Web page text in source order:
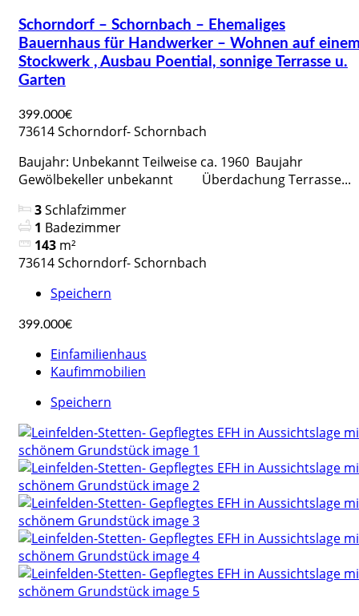
Schorndorf – Schornbach – Ehemaliges
Bauernhaus für Handwerker – Wohnen auf
Stockwerk , Ausbau Poential, sonnige Terrasse u.
Garten
399.000€
73614 Schorndorf- Schornbach
Baujahr: Unbekannt Teilweise ca. 1960 Baujahr
Gewölbekeller unbekannt Überdachung Terrasse...
3Schlafzimmer
1 Badezimmer
143 m²
73614 Schorndorf- Schornbach
Speichern
399.000€
Einfamilienhaus
Kaufimmobilien
Speichern